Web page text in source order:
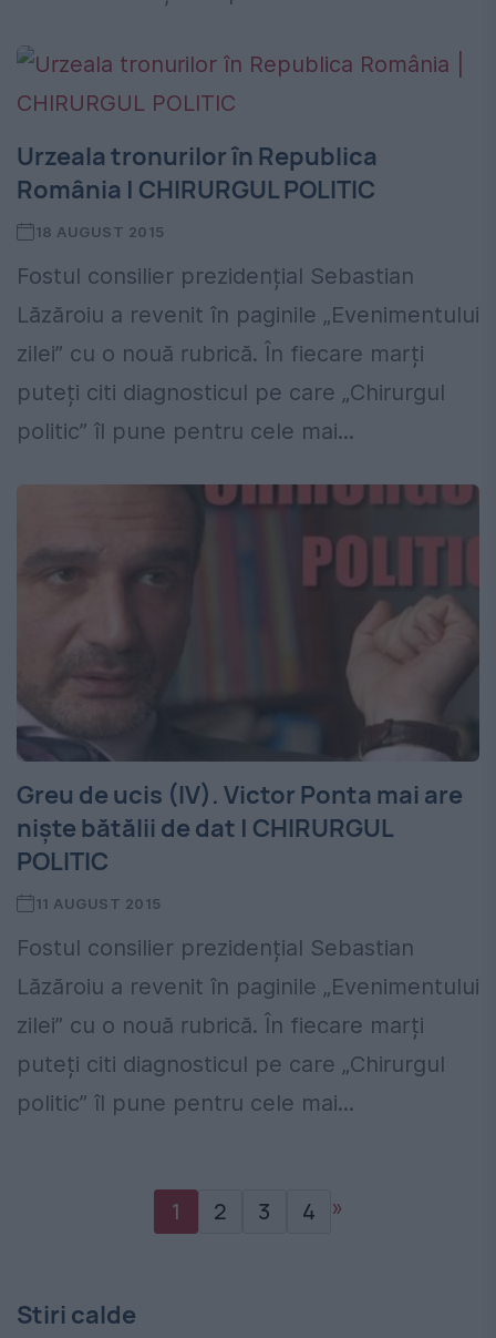
Urzeala tronurilor în Republica
România | CHIRURGUL POLITIC
18 AUGUST 2015
Fostul consilier prezidențial Sebastian
Lăzăroiu a revenit în paginile „Evenimentului
zilei” cu o nouă rubrică. În fiecare marți
puteți citi diagnosticul pe care „Chirurgul
politic” îl pune pentru cele mai...
Greu de ucis (IV). Victor Ponta mai are
niște bătălii de dat | CHIRURGUL
POLITIC
11 AUGUST 2015
Fostul consilier prezidențial Sebastian
Lăzăroiu a revenit în paginile „Evenimentului
zilei” cu o nouă rubrică. În fiecare marți
puteți citi diagnosticul pe care „Chirurgul
politic” îl pune pentru cele mai...
1 2 3 4 »
Stiri calde